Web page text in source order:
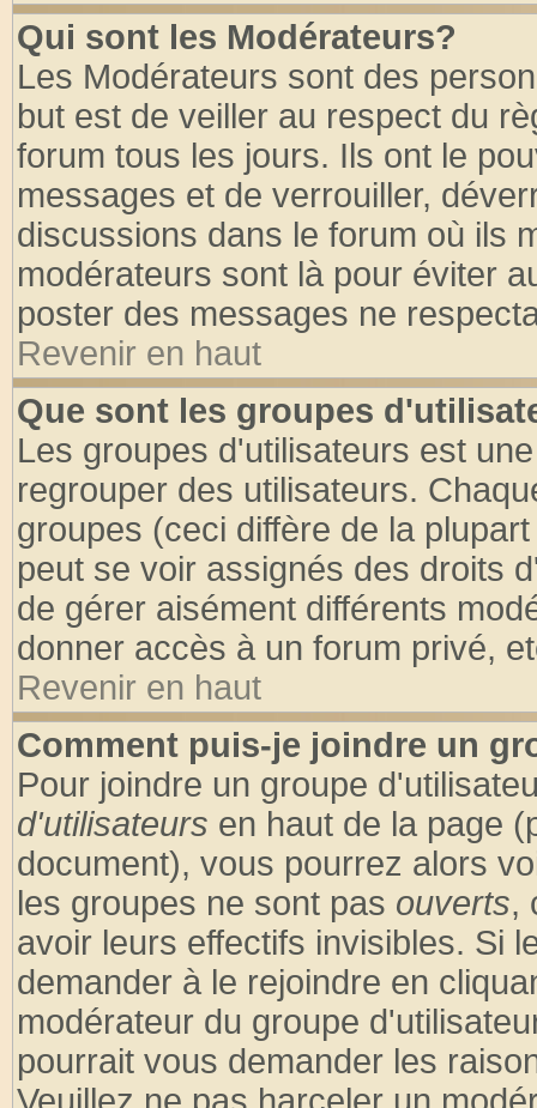
Qui sont les Modérateurs?
Les Modérateurs sont des
but est de veiller au respect du
forum tous les jours. Ils ont le
messages et de verrouiller,
discussions dans le forum où ils
modérateurs sont là pour éviter
poster des messages ne
Revenir en haut
Que sont les groupes
Les groupes d'utilisateurs est
regrouper des utilisateurs.
groupes (ceci diffère de la
peut se voir assignés des droits
de gérer aisément différents
donner accès à un forum privé,
Revenir en haut
Comment puis-je joindre un
Pour joindre un groupe
d'utilisateurs en haut de la page
document), vous pourrez alors
les groupes ne sont pas ouverts,
avoir leurs effectifs invisibles. Si
demander à le rejoindre en
modérateur du groupe
pourrait vous demander les